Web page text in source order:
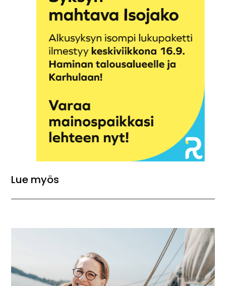
Lue myös